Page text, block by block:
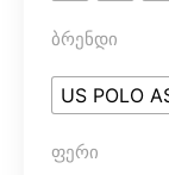
ბრენდი
US POLO
ფერი